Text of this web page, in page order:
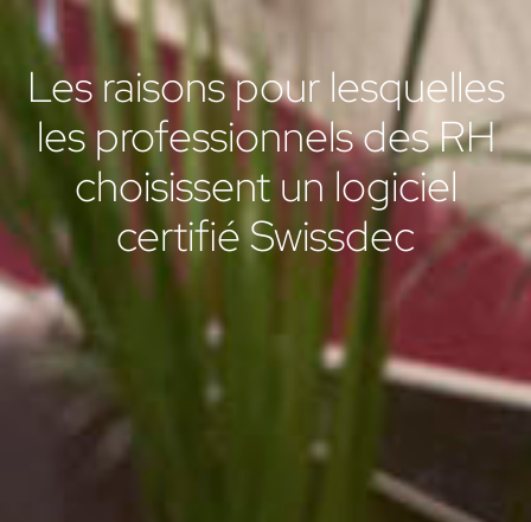
Les raisons pour lesquelles
les professionnels des RH
choisissent un logiciel
certifié Swissdec